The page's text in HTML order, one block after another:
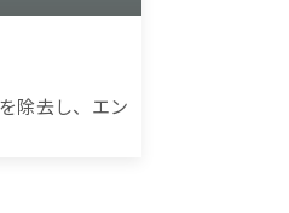
除去し、エン